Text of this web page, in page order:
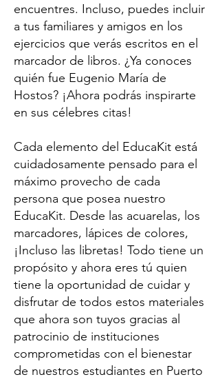
encuentres. Incluso, puedes incluir
a tus familiares y amigos en los
ejercicios que verás escritos en el
marcador de libros. ¿Ya conoces
quién fue Eugenio María de
Hostos? ¡Ahora podrás inspirarte
en sus célebres citas!
Cada elemento del EducaKit está
cuidadosamente pensado para el
máximo provecho de cada
persona que posea nuestro
EducaKit. Desde las acuarelas, los
marcadores, lápices de colores,
¡Incluso las libretas! Todo tiene un
propósito y ahora eres tú quien
tiene la oportunidad de cuidar y
disfrutar de todos estos materiales
que ahora son tuyos gracias al
patrocinio de instituciones
comprometidas con el bienestar
de nuestros estudiantes en Puerto